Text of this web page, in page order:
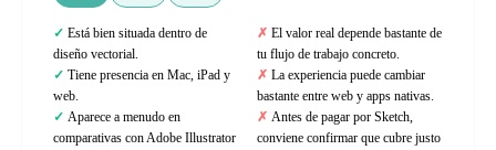
Está bien situada dentro de
diseño vectorial.
Tiene presencia en Mac, iPad y
web.
Aparece a menudo en
comparativas con Adobe Illustrator
El valor real depende bastante de
tu flujo de trabajo concreto.
La experiencia puede cambiar
bastante entre web y apps nativas.
Antes de pagar por Sketch,
conviene confirmar que cubre justo